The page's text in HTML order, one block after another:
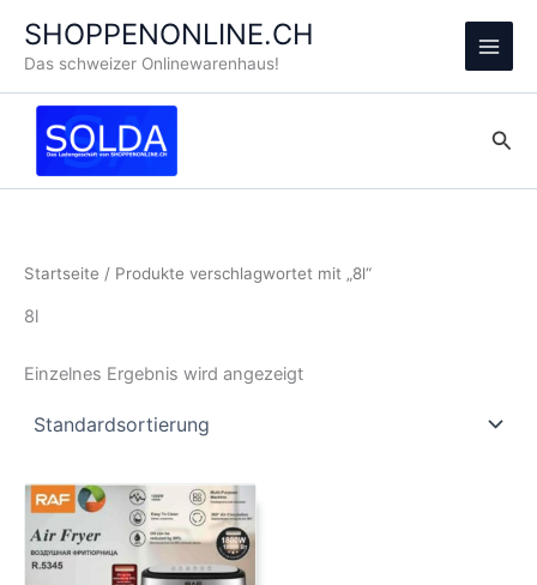
Inhalt
springen
SHOPPENONLINE.CH
Das schweizer Onlinewarenhaus!
Main
Startseite / Produkte verschlagwortet mit „8l“
8l
Einzelnes Ergebnis wird angezeigt